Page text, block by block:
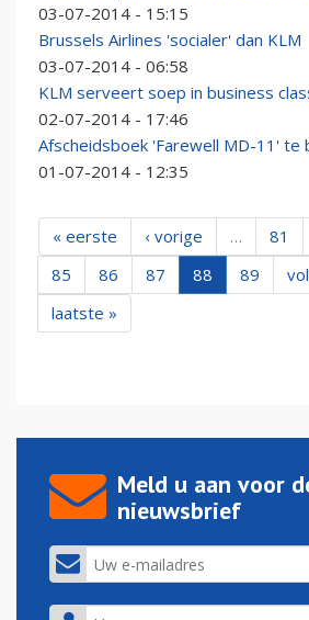
03-07-2014 - 15:15
Brussels Airlines 'socialer' dan KLM
03-07-2014 - 06:58
KLM serveert soep in business
02-07-2014 - 17:46
Afscheidsboek 'Farewell MD-11' te
01-07-2014 - 12:35
« eerste ‹ vorige … 81
85
86 87 88 89
laatste »
Meld u aan voor
nieuwsbrief